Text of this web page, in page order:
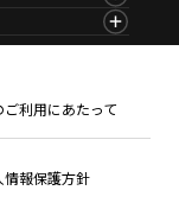
て
換金手数料
利用にあたって
情報保護方針